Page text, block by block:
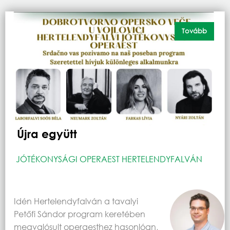
Újra együtt
JÓTÉKONYSÁGI OPERAEST HERTELENDYFALVÁN
Idén Hertelendyfalván a tavalyi
Petőfi Sándor program keretében
megvalósult operaesthez hasonlóan,
Tovább